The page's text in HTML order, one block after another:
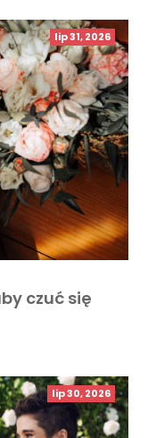
lip 31, 2026
czuć się
lip 30, 2026